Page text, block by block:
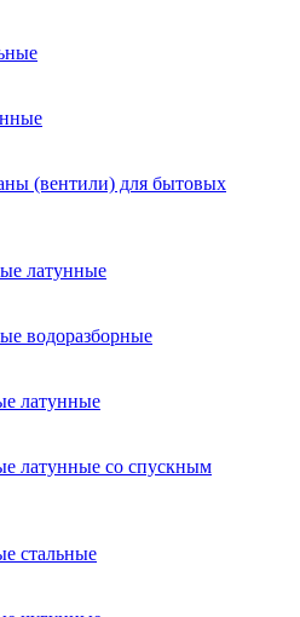
(вентили) для бытовых
латунные
водоразборные
латунные
латунные со спускным
стальные